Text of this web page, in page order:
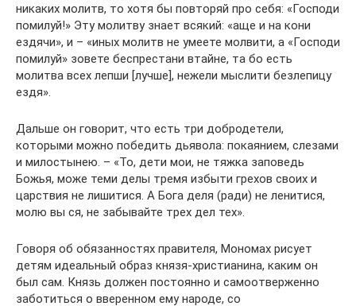
никаких молитв, то хотя бы повторяй про себя: «Господи
помилуй!» Эту молитву знает всякий: «аще и на кони
ездячи», и – «иных молитв не умеете молвити, а «Господи
помилуй» зовете беспрестани втайне, та бо есть
молитва всех лепши [лучше], нежели мыслити безлепицу
ездя».
Дальше он говорит, что есть три добродетели,
которыми можно победить дьявола: покаянием, слезами
и милостынею. – «То, дети мои, не тяжка заповедь
Божья, може теми делы тремя избыти грехов своих и
царствия не лишитися. А Бога деля (ради) не ленитися,
молю вы ся, не забывайте трех дел тех».
Говоря об обязанностях правителя, Мономах рисует
детям идеальный образ князя-христианина, каким он
был сам. Князь должен постоянно и самоотверженно
заботиться о вверенном ему народе, со